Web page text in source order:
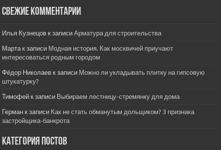
Свежие комментарии
Илья Кузнецов к записиАрматура для строительства
Мартак записи Модная история. Как москвичей приучают
интересоваться родным городом
Фёдор Николаев к записи Можно ли укладывать плитку на гипсовую
штукатурку?
Тимофей к записи Выбираем лестницу-стремянку для дома
Герман к записи Как не стать обманутым дольщиком? 3 признака
застройщика-банкрота
Категория постов